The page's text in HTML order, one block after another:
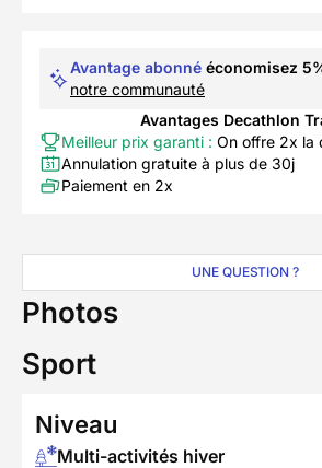
Avantage abonné économisez
notre communauté
Avantages Decathlon
Meilleur prix garanti : On offre 2x la
Annulation gratuite à plus de 30j
Paiement en 2x
UNE QUESTION ?
Photos
Sport
Niveau
Multi-activités hiver